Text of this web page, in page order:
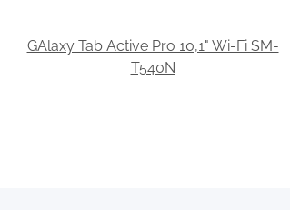
GAlaxy Tab Active Pro 10,1" Wi-Fi SM-
T540N